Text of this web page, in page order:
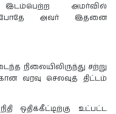
இடம்பெற்ற அமர்வில்
போதே அவர் இதனை
நிலையிலிருந்து சற்று
வரவு செலவுத் திட்டம்
ஒதிக்கீட்டிற்கு உட்பட்ட